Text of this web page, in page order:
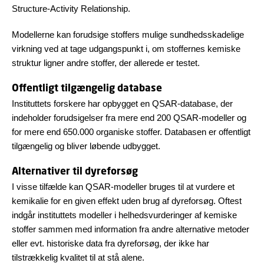
Structure-Activity Relationship.
Modellerne kan forudsige stoffers mulige sundhedsskadelige
virkning ved at tage udgangspunkt i, om stoffernes kemiske
struktur ligner andre stoffer, der allerede er testet.
Offentligt tilgængelig database
Instituttets forskere har opbygget en QSAR-database, der
indeholder forudsigelser fra mere end 200 QSAR-modeller og
for mere end 650.000 organiske stoffer. Databasen er offentligt
tilgængelig og bliver løbende udbygget.
Alternativer til dyreforsøg
I visse tilfælde kan QSAR-modeller bruges til at vurdere et
kemikalie for en given effekt uden brug af dyreforsøg. Oftest
indgår instituttets modeller i helhedsvurderinger af kemiske
stoffer sammen med information fra andre alternative metoder
eller evt. historiske data fra dyreforsøg, der ikke har
tilstrækkelig kvalitet til at stå alene.